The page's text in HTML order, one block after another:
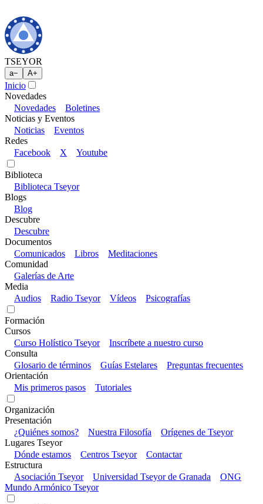
TSEYOR
a− A+
Inicio
Novedades
Novedades
Boletines
Noticias y Eventos
Noticias
Eventos
Redes
Facebook
X Youtube
Biblioteca
Biblioteca Tseyor
Blogs
Blog
Descubre
Descubre
Documentos
Comunicados
Libros
Meditaciones
Comunidad
Galerías de Arte
Media
Audios
Radio Tseyor Vídeos Psicografías
Formación
Cursos
Curso Holístico Tseyor
Inscríbete a nuestro curso
Consulta
Glosario de términos
Guías Estelares
Preguntas frecuentes
Orientación
Mis primeros pasos
Tutoriales
Organización
Presentación
¿Quiénes somos?
Nuestra Filosofía
Orígenes de Tseyor
Lugares Tseyor
Dónde estamos
Centros Tseyor
Contactar
Estructura
Asociación Tseyor
Universidad Tseyor de Granada
ONG
Mundo Armónico Tseyor